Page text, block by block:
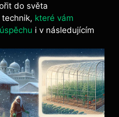
do světa
které vám
​ i v následujícím